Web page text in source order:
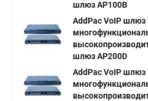
шлюз AP100B
AddPac VoIP шлюз
шлюз AP200D
AddPac VoIP шлюз